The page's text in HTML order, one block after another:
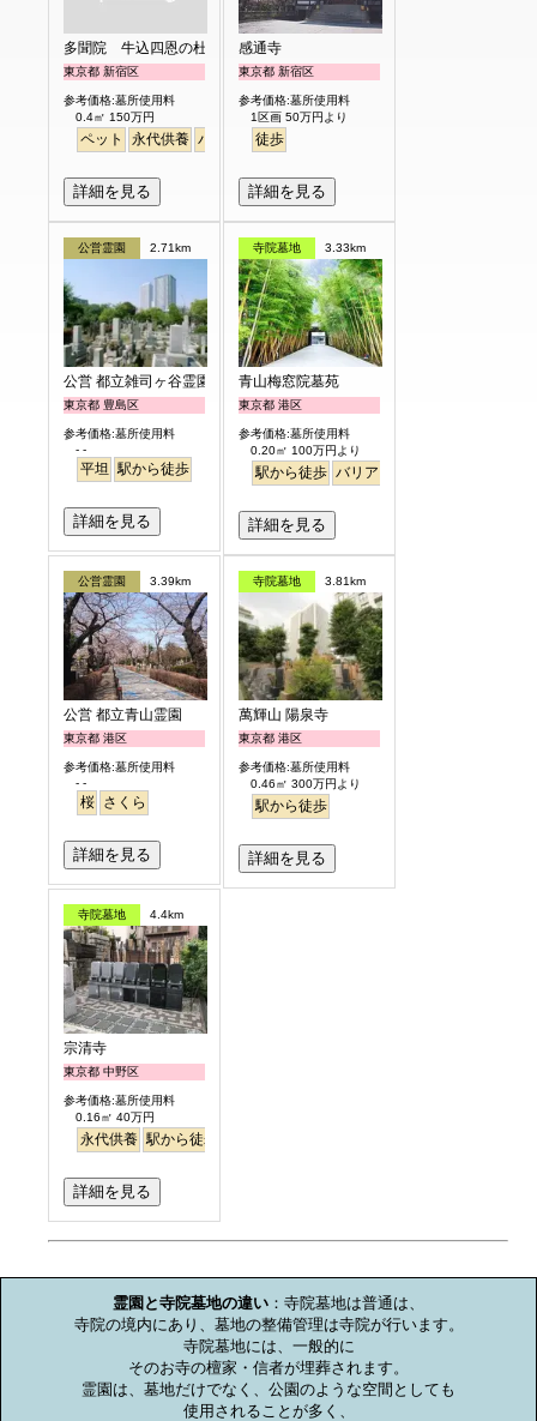
多聞院 牛込四恩の杜
東京都 新宿区
参考価格:墓所使用料
0.4㎡ 150万円
ペット 永代供養 バリアフリー
詳細を見る
感通寺
東京都 新宿区
参考価格:墓所使用料
1区画 50万円より
徒歩
詳細を見る
公営霊園 2.71km
公営 都立雑司ヶ谷霊園
東京都 豊島区
参考価格:墓所使用料
- -
平坦 駅から徒歩
詳細を見る
寺院墓地 3.33km
青山梅窓院墓苑
東京都 港区
参考価格:墓所使用料
0.20㎡ 100万円より
駅から徒歩 バリアフリー
詳細を見る
公営霊園 3.39km
公営 都立青山霊園
東京都 港区
参考価格:墓所使用料
- -
桜 さくら
詳細を見る
寺院墓地 3.81km
萬輝山 陽泉寺
東京都 港区
参考価格:墓所使用料
0.46㎡ 300万円より
駅から徒歩
詳細を見る
寺院墓地 4.4km
宗清寺
東京都 中野区
参考価格:墓所使用料
0.16㎡ 40万円
永代供養 駅から徒歩
詳細を見る
霊園と寺院墓地の違い ：寺院墓地は普通は、
寺院の境内にあり、墓地の整備管理は寺院が行います。
寺院墓地には、一般的に
そのお寺の檀家・信者が埋葬されます。
霊園は、墓地だけでなく、公園のような空間としても
使用されることが多く、